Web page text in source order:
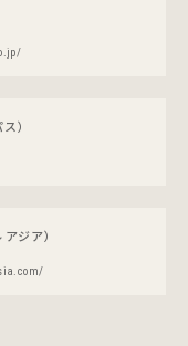
）
ジア）